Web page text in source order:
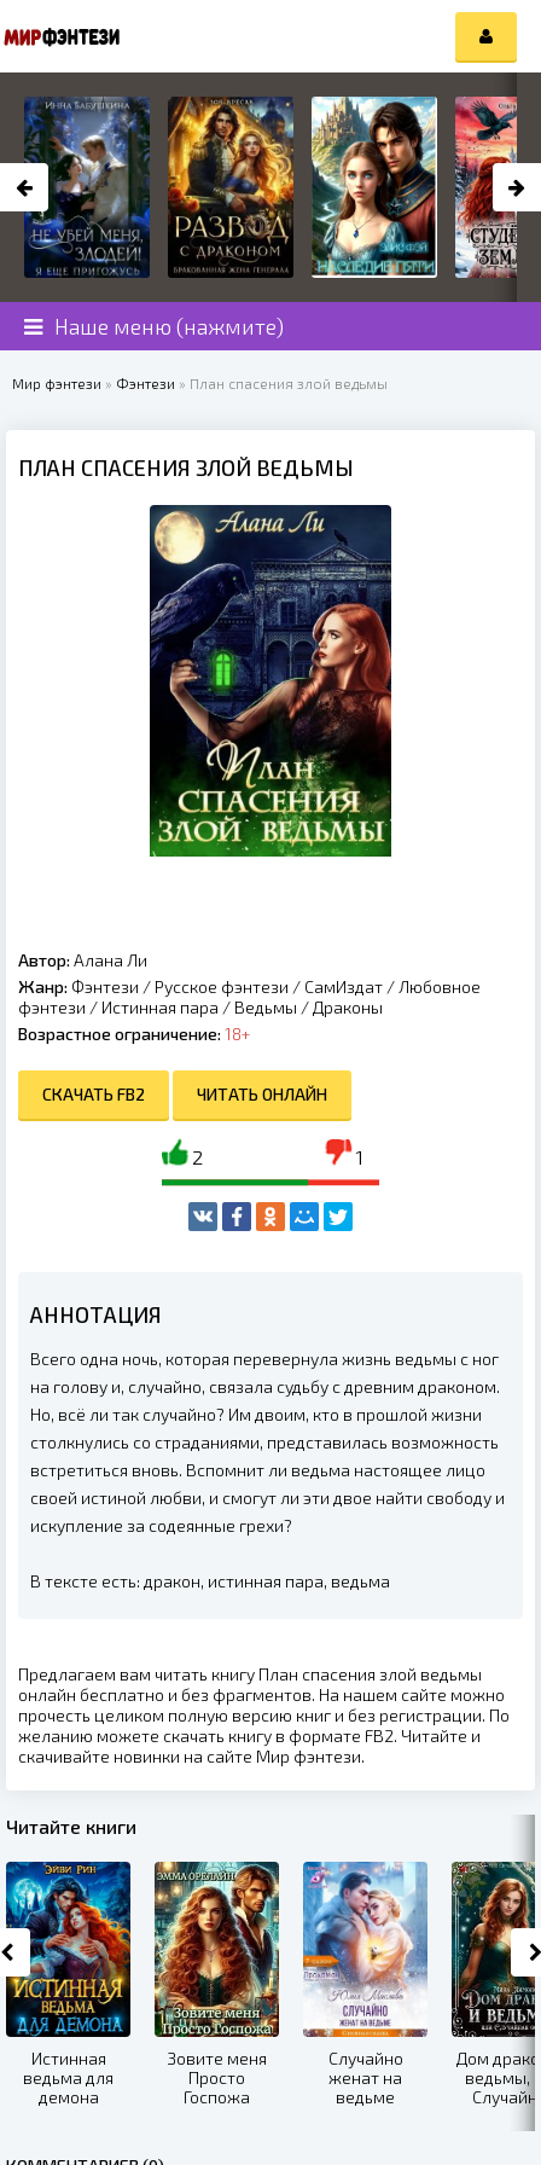
Наше меню (нажмите)
Мир фэнтези » Фэнтези » План спасения злой ведьмы
ПЛАН СПАСЕНИЯ ЗЛОЙ ВЕДЬМЫ
Автор: Алана Ли
Жанр: Фэнтези / Русское фэнтези / СамИздат / Любовное
фэнтези / Истинная пара / Ведьмы / Драконы
Возрастное ограничение: 18+
СКАЧАТЬ FB2 ЧИТАТЬ ОНЛАЙН
2 1
АННОТАЦИЯ
Всего одна ночь, которая перевернула жизнь ведьмы с ног
на голову и, случайно, связала судьбу с древним драконом.
Но, всё ли так случайно? Им двоим, кто в прошлой жизни
столкнулись со страданиями, представилась возможность
встретиться вновь. Вспомнит ли ведьма настоящее лицо
своей истиной любви, и смогут ли эти двое найти свободу и
искупление за содеянные грехи?
В тексте есть: дракон, истинная пара, ведьма
Предлагаем вам читать книгу План спасения злой ведьмы
онлайн бесплатно и без фрагментов. На нашем сайте можно
прочесть целиком полную версию книг и без регистрации. По
желанию можете скачать книгу в формате FB2. Читайте и
скачивайте новинки на сайте Мир фэнтези.
Читайте книги
Истинная
ведьма для
демона
Зовите меня
Просто
Госпожа
Случайно
женат на
ведьме
Дом
ведьмы,